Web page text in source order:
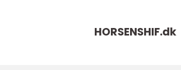
HORSENSHIF.dk